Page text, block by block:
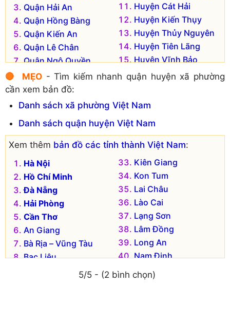
Quận Hải An
Quận Hồng Bàng
Quận Kiến An
Quận Lê Chân
Quận Ngô Quyền
Huyện An Dương
Huyện Cát Hải
Huyện Kiến Thụy
Huyện Thủy Nguyên
Huyện Tiên Lãng
Huyện Vĩnh Bảo
🔴 MẸO- Tìm kiếm nhanh quận huyện xã phường
cần xem bản đồ:
Danh sách xã phường Việt Nam
Danh sách quận huyện Việt Nam
Xem thêm bản đồ các tỉnh thành Việt Nam:
Hà Nội
Hồ Chí Minh
Đà Nẵng
Hải Phòng
Cần Thơ
An Giang
Bà Rịa – Vũng Tàu
Bạc Liêu
Kiên Giang
Kon Tum
Lai Châu
Lào Cai
Lạng Sơn
Lâm Đồng
Long An
Nam Định
Nghệ An
Ninh Bình
5/5 - (2 bình chọn)